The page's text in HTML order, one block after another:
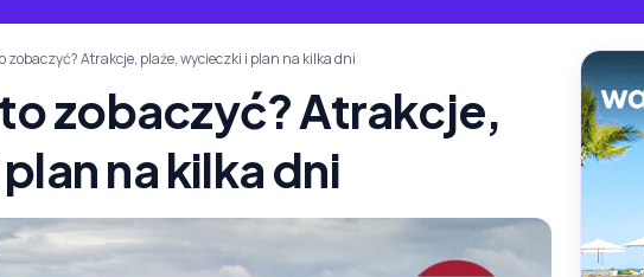
zobaczyć? Atrakcje, plaże, wycieczki i plan na kilka dni
zobaczyć? Atrakcje,
na kilka dni